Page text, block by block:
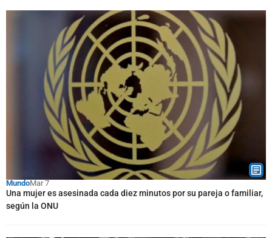
MundoMar 7
Una mujer es asesinada cada diez minutos por su pareja o familiar,
según la ONU